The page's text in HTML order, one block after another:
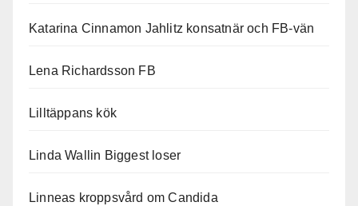
Katarina Cinnamon Jahlitz konsatnär och FB-vän
Lena Richardsson FB
Lilltäppans kök
Linda Wallin Biggest loser
Linneas kroppsvård om Candida